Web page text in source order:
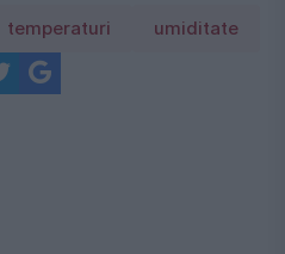
temperaturi umiditate